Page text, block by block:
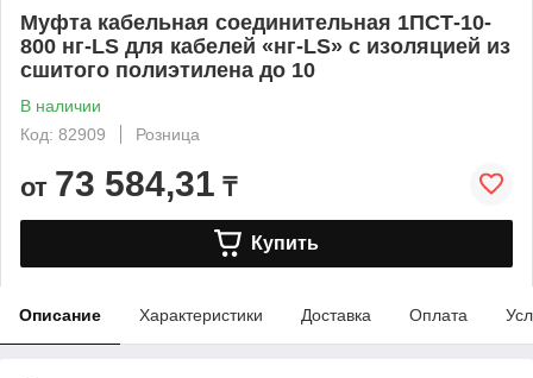
Муфта кабельная соединительная 1ПСТ-10-
800 нг-LS для кабелей «нг-LS» с изоляцией из
сшитого полиэтилена до 10
В наличии
Код: 82909
Розница
от 73 584,31 ₸
Купить
Описание Характеристики Доставка Оплата